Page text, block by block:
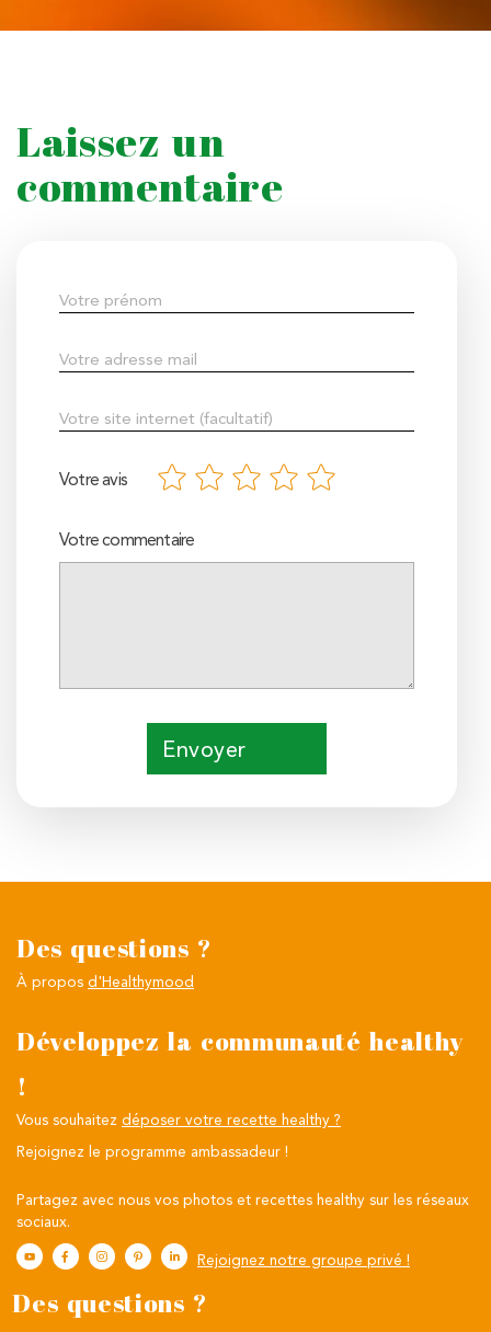
Laissez un
commentaire
Votre avis
Votre commentaire
Envoyer
Des questions ?
À propos d'Healthymood
Développez la communauté healthy
!
Vous souhaitez déposer votre recette healthy ?
Rejoignez le programme ambassadeur !
Partagez avec nous vos photos et recettes healthy sur les réseaux
sociaux.
Rejoignez notre groupe privé !
Des questions ?